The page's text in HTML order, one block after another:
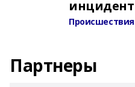
Происшествия
Партнеры